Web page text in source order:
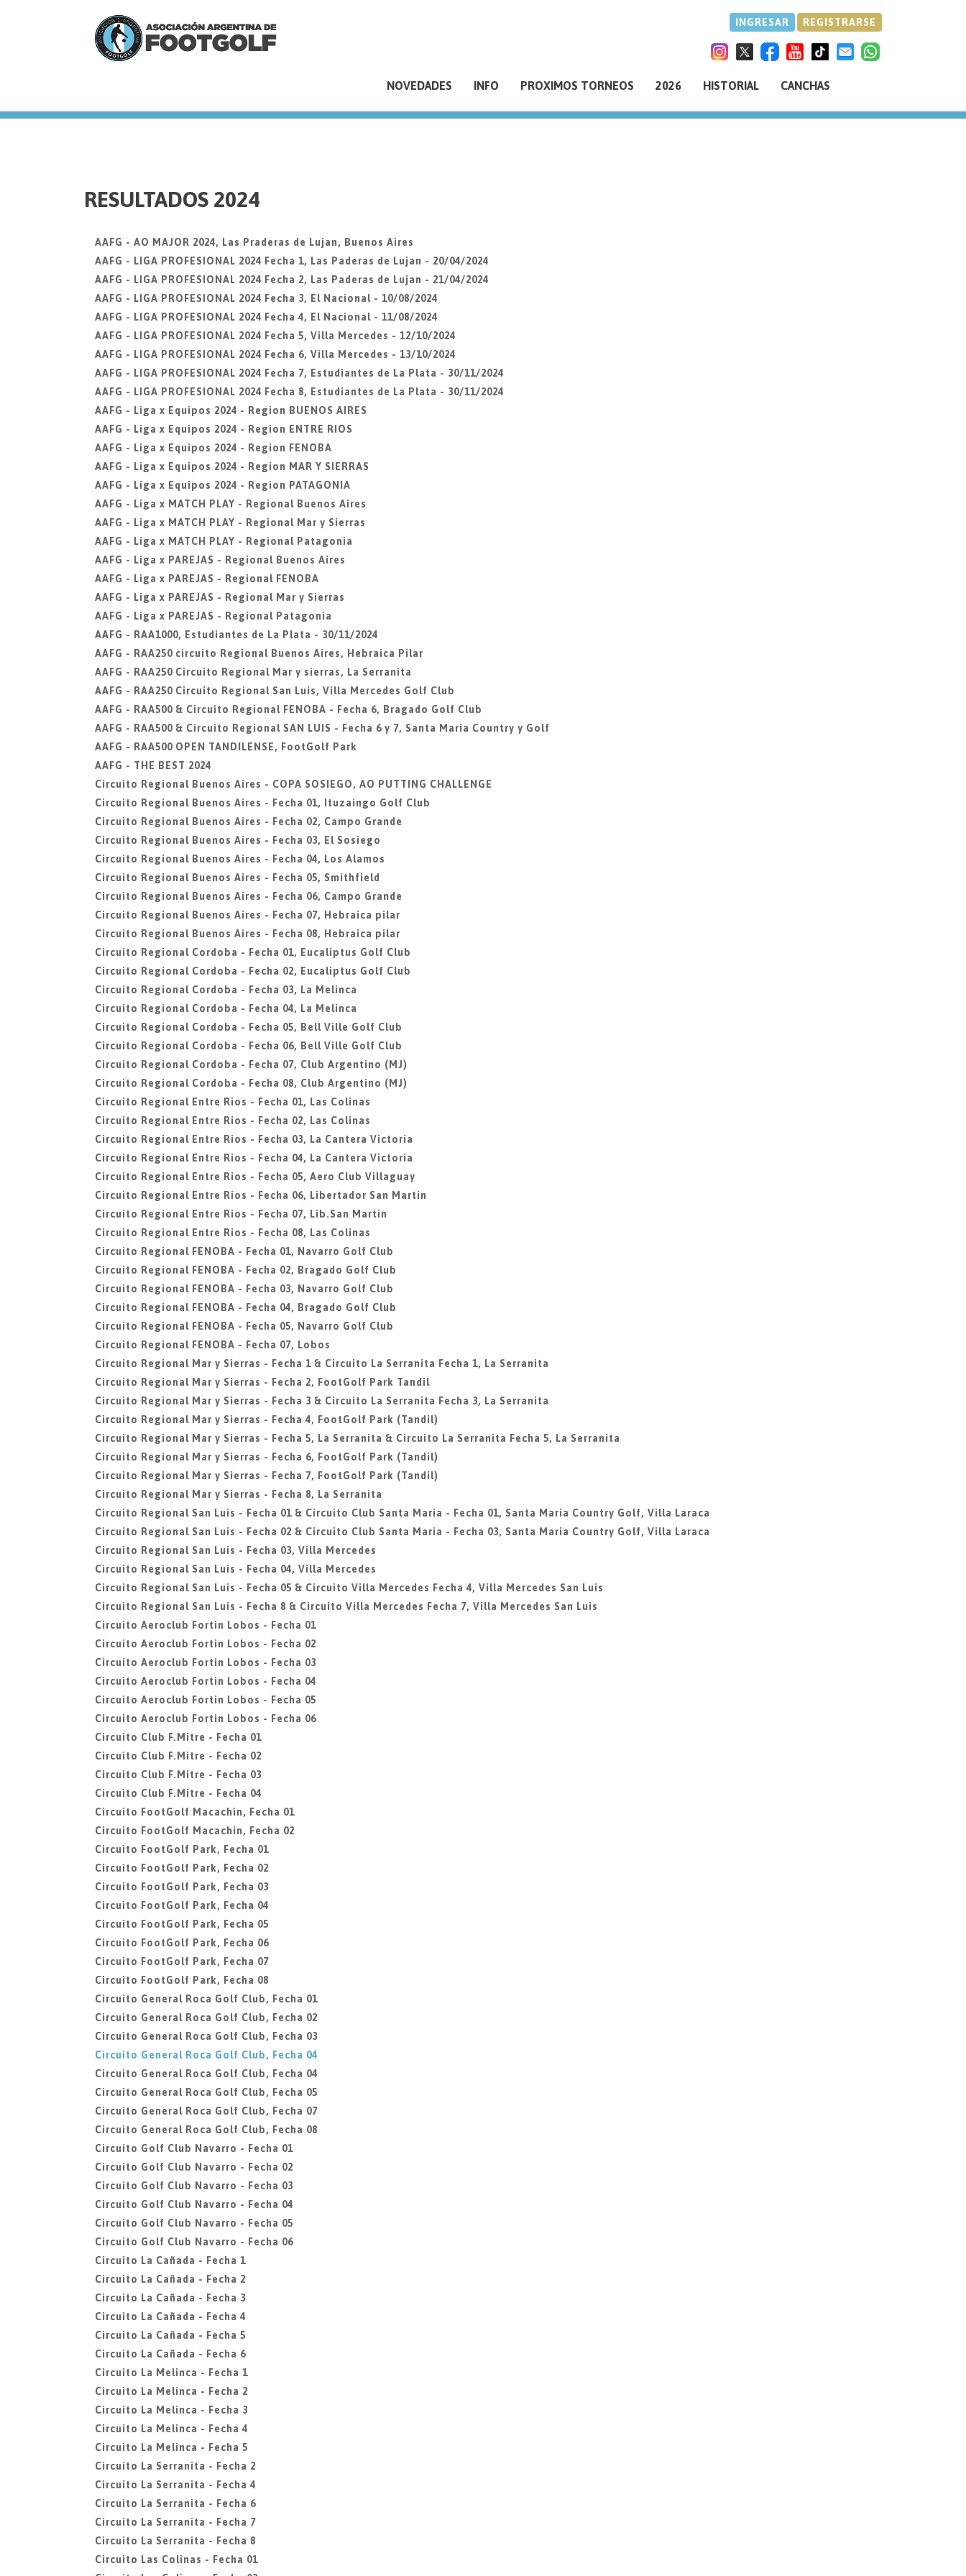
we
INGRESAR REGISTRARSE
NOVEDADES INFO PROXIMOS TORNEOS 2026 HISTORIAL CANCHAS
RESULTADOS 2024
AAFG - AO MAJOR 2024, Las Praderas de Lujan, Buenos Aires
AAFG - LIGA PROFESIONAL 2024 Fecha 1, Las Paderas de Lujan - 20/04/2024
AAFG - LIGA PROFESIONAL 2024 Fecha 2, Las Paderas de Lujan - 21/04/2024
AAFG - LIGA PROFESIONAL 2024 Fecha 3, El Nacional - 10/08/2024
AAFG - LIGA PROFESIONAL 2024 Fecha 4, El Nacional - 11/08/2024
AAFG - LIGA PROFESIONAL 2024 Fecha 5, Villa Mercedes - 12/10/2024
AAFG - LIGA PROFESIONAL 2024 Fecha 6, Villa Mercedes - 13/10/2024
AAFG - LIGA PROFESIONAL 2024 Fecha 7, Estudiantes de La Plata - 30/11/2024
AAFG - LIGA PROFESIONAL 2024 Fecha 8, Estudiantes de La Plata - 30/11/2024
AAFG - Liga x Equipos 2024 - Region BUENOS AIRES
AAFG - Liga x Equipos 2024 - Region ENTRE RIOS
AAFG - Liga x Equipos 2024 - Region FENOBA
AAFG - Liga x Equipos 2024 - Region MAR Y SIERRAS
AAFG - Liga x Equipos 2024 - Region PATAGONIA
AAFG - Liga x MATCH PLAY - Regional Buenos Aires
AAFG - Liga x MATCH PLAY - Regional Mar y Sierras
AAFG - Liga x MATCH PLAY - Regional Patagonia
AAFG - Liga x PAREJAS - Regional Buenos Aires
AAFG - Liga x PAREJAS - Regional FENOBA
AAFG - Liga x PAREJAS - Regional Mar y Sierras
AAFG - Liga x PAREJAS - Regional Patagonia
AAFG - RAA1000, Estudiantes de La Plata - 30/11/2024
AAFG - RAA250 circuito Regional Buenos Aires, Hebraica Pilar
AAFG - RAA250 Circuito Regional Mar y sierras, La Serranita
AAFG - RAA250 Circuito Regional San Luis, Villa Mercedes Golf Club
AAFG - RAA500 & Circuito Regional FENOBA - Fecha 6, Bragado Golf Club
AAFG - RAA500 & Circuito Regional SAN LUIS - Fecha 6 y 7, Santa Maria Country y Golf
AAFG - RAA500 OPEN TANDILENSE, FootGolf Park
AAFG - THE BEST 2024
Circuito Regional Buenos Aires - COPA SOSIEGO, AO PUTTING CHALLENGE
Circuito Regional Buenos Aires - Fecha 01, Ituzaingo Golf Club
Circuito Regional Buenos Aires - Fecha 02, Campo Grande
Circuito Regional Buenos Aires - Fecha 03, El Sosiego
Circuito Regional Buenos Aires - Fecha 04, Los Alamos
Circuito Regional Buenos Aires - Fecha 05, Smithfield
Circuito Regional Buenos Aires - Fecha 06, Campo Grande
Circuito Regional Buenos Aires - Fecha 07, Hebraica pilar
Circuito Regional Buenos Aires - Fecha 08, Hebraica pilar
Circuito Regional Cordoba - Fecha 01, Eucaliptus Golf Club
Circuito Regional Cordoba - Fecha 02, Eucaliptus Golf Club
Circuito Regional Cordoba - Fecha 03, La Melinca
Circuito Regional Cordoba - Fecha 04, La Melinca
Circuito Regional Cordoba - Fecha 05, Bell Ville Golf Club
Circuito Regional Cordoba - Fecha 06, Bell Ville Golf Club
Circuito Regional Cordoba - Fecha 07, Club Argentino (MJ)
Circuito Regional Cordoba - Fecha 08, Club Argentino (MJ)
Circuito Regional Entre Rios - Fecha 01, Las Colinas
Circuito Regional Entre Rios - Fecha 02, Las Colinas
Circuito Regional Entre Rios - Fecha 03, La Cantera Victoria
Circuito Regional Entre Rios - Fecha 04, La Cantera Victoria
Circuito Regional Entre Rios - Fecha 05, Aero Club Villaguay
Circuito Regional Entre Rios - Fecha 06, Libertador San Martin
Circuito Regional Entre Rios - Fecha 07, Lib.San Martin
Circuito Regional Entre Rios - Fecha 08, Las Colinas
Circuito Regional FENOBA - Fecha 01, Navarro Golf Club
Circuito Regional FENOBA - Fecha 02, Bragado Golf Club
Circuito Regional FENOBA - Fecha 03, Navarro Golf Club
Circuito Regional FENOBA - Fecha 04, Bragado Golf Club
Circuito Regional FENOBA - Fecha 05, Navarro Golf Club
Circuito Regional FENOBA - Fecha 07, Lobos
Circuito Regional Mar y Sierras - Fecha 1 & Circuito La Serranita Fecha 1, La Serranita
Circuito Regional Mar y Sierras - Fecha 2, FootGolf Park Tandil
Circuito Regional Mar y Sierras - Fecha 3 & Circuito La Serranita Fecha 3, La Serranita
Circuito Regional Mar y Sierras - Fecha 4, FootGolf Park (Tandil)
Circuito Regional Mar y Sierras - Fecha 5, La Serranita & Circuito La Serranita Fecha 5, La Serranita
Circuito Regional Mar y Sierras - Fecha 6, FootGolf Park (Tandil)
Circuito Regional Mar y Sierras - Fecha 7, FootGolf Park (Tandil)
Circuito Regional Mar y Sierras - Fecha 8, La Serranita
Circuito Regional San Luis - Fecha 01 & Circuito Club Santa Maria - Fecha 01, Santa Maria Country Golf, Villa Laraca
Circuito Regional San Luis - Fecha 02 & Circuito Club Santa Maria - Fecha 03, Santa Maria Country Golf, Villa Laraca
Circuito Regional San Luis - Fecha 03, Villa Mercedes
Circuito Regional San Luis - Fecha 04, Villa Mercedes
Circuito Regional San Luis - Fecha 05 & Circuito Villa Mercedes Fecha 4, Villa Mercedes San Luis
Circuito Regional San Luis - Fecha 8 & Circuito Villa Mercedes Fecha 7, Villa Mercedes San Luis
Circuito Aeroclub Fortin Lobos - Fecha 01
Circuito Aeroclub Fortin Lobos - Fecha 02
Circuito Aeroclub Fortin Lobos - Fecha 03
Circuito Aeroclub Fortin Lobos - Fecha 04
Circuito Aeroclub Fortin Lobos - Fecha 05
Circuito Aeroclub Fortin Lobos - Fecha 06
Circuito Club F.Mitre - Fecha 01
Circuito Club F.Mitre - Fecha 02
Circuito Club F.Mitre - Fecha 03
Circuito Club F.Mitre - Fecha 04
Circuito FootGolf Macachin, Fecha 01
Circuito FootGolf Macachin, Fecha 02
Circuito FootGolf Park, Fecha 01
Circuito FootGolf Park, Fecha 02
Circuito FootGolf Park, Fecha 03
Circuito FootGolf Park, Fecha 04
Circuito FootGolf Park, Fecha 05
Circuito FootGolf Park, Fecha 06
Circuito FootGolf Park, Fecha 07
Circuito FootGolf Park, Fecha 08
Circuito General Roca Golf Club, Fecha 01
Circuito General Roca Golf Club, Fecha 02
Circuito General Roca Golf Club, Fecha 03
Circuito General Roca Golf Club, Fecha 04
Circuito General Roca Golf Club, Fecha 04
Circuito General Roca Golf Club, Fecha 05
Circuito General Roca Golf Club, Fecha 07
Circuito General Roca Golf Club, Fecha 08
Circuito Golf Club Navarro - Fecha 01
Circuito Golf Club Navarro - Fecha 02
Circuito Golf Club Navarro - Fecha 03
Circuito Golf Club Navarro - Fecha 04
Circuito Golf Club Navarro - Fecha 05
Circuito Golf Club Navarro - Fecha 06
Circuito La Cañada - Fecha 1
Circuito La Cañada - Fecha 2
Circuito La Cañada - Fecha 3
Circuito La Cañada - Fecha 4
Circuito La Cañada - Fecha 5
Circuito La Cañada - Fecha 6
Circuito La Melinca - Fecha 1
Circuito La Melinca - Fecha 2
Circuito La Melinca - Fecha 3
Circuito La Melinca - Fecha 4
Circuito La Melinca - Fecha 5
Circuito La Serranita - Fecha 2
Circuito La Serranita - Fecha 4
Circuito La Serranita - Fecha 6
Circuito La Serranita - Fecha 7
Circuito La Serranita - Fecha 8
Circuito Las Colinas - Fecha 01